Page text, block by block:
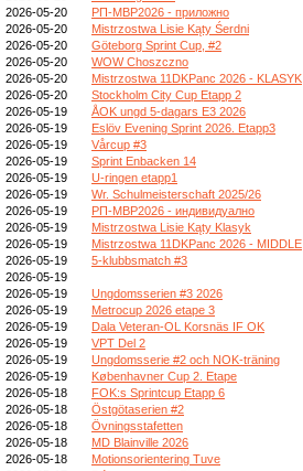
2026-05-20
РП-МВР2026 - приложно
2026-05-20
Mistrzostwa Lisie Kąty Śerdni
2026-05-20
Göteborg Sprint Cup, #2
2026-05-20
WOW Choszczno
2026-05-20
Mistrzostwa 11DKPanc 2026 - KLASYK
2026-05-20
Stockholm City Cup Etapp 2
2026-05-19
ÅOK ungd 5-dagars E3 2026
2026-05-19
Eslöv Evening Sprint 2026. Etapp3
2026-05-19
Vårcup #3
2026-05-19
Sprint Enbacken 14
2026-05-19
U-ringen etapp1
2026-05-19
Wr. Schulmeisterschaft 2025/26
2026-05-19
РП-МВР2026 - индивидуално
2026-05-19
Mistrzostwa Lisie Kąty Klasyk
2026-05-19
Mistrzostwa 11DKPanc 2026 - MIDDLE
2026-05-19
5-klubbsmatch #3
2026-05-19
2026-05-19
Ungdomsserien #3 2026
2026-05-19
Metrocup 2026 etape 3
2026-05-19
Dala Veteran-OL Korsnäs IF OK
2026-05-19
VPT Del 2
2026-05-19
Ungdomsserie #2 och NOK-träning
2026-05-19
Københavner Cup 2. Etape
2026-05-18
FOK:s Sprintcup Etapp 6
2026-05-18
Östgötaserien #2
2026-05-18
Övningsstafetten
2026-05-18
MD Blainville 2026
2026-05-18
Motionsorientering Tuve